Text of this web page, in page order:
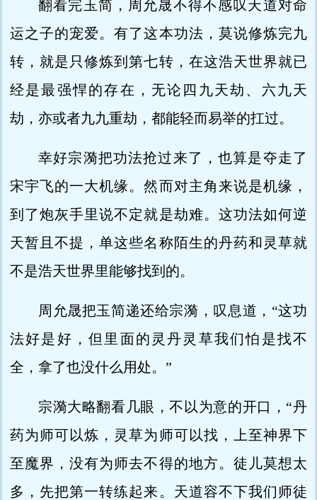
翻看完玉简，周允晟不得不感叹天道对命
运之子的宠爱。有了这本功法，莫说修炼完九
转，就是只修炼到第七转，在这浩天世界就已
经是最强悍的存在，无论四九天劫、六九天
劫，亦或者九九重劫，都能轻而易举的扛过。
幸好宗漪把功法抢过来了，也算是夺走了
宋宇飞的一大机缘。然而对主角来说是机缘，
到了炮灰手里说不定就是劫难。这功法如何逆
天暂且不提，单这些名称陌生的丹药和灵草就
不是浩天世界里能够找到的。
周允晟把玉简递还给宗漪，叹息道，“这功
法好是好，但里面的灵丹灵草我们怕是找不
全，拿了也没什么用处。”
宗漪大略翻看几眼，不以为意的开口，“丹
药为师可以炼，灵草为师可以找，上至神界下
至魔界，没有为师去不得的地方。徒儿莫想太
多，先把第一转练起来。天道容不下我们师徒